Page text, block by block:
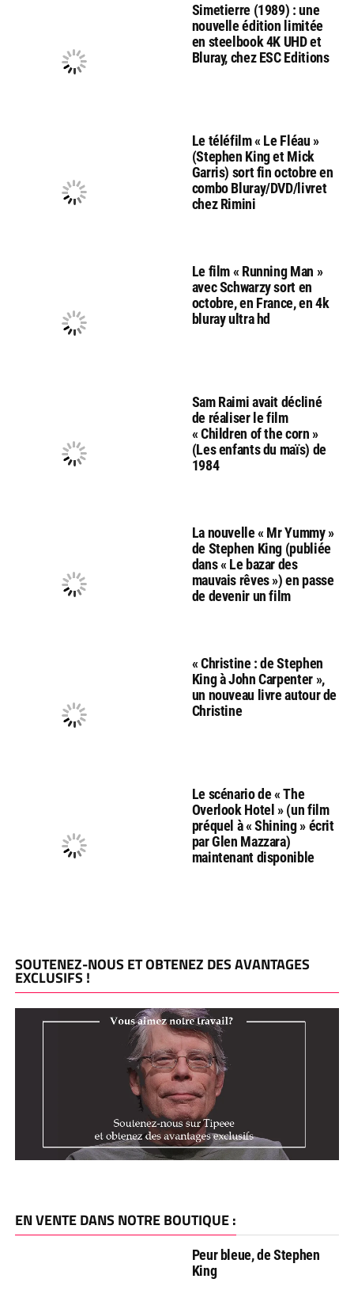
Simetierre (1989) : une
nouvelle édition limitée
en steelbook 4K UHD et
Bluray, chez ESC Editions
Le téléfilm « Le Fléau »
(Stephen King et Mick
Garris) sort fin octobre en
combo Bluray/DVD/livret
chez Rimini
Le film « Running Man »
avec Schwarzy sort en
octobre, en France, en 4k
bluray ultra hd
Sam Raimi avait décliné
de réaliser le film
« Children of the corn »
(Les enfants du maïs) de
1984
La nouvelle « Mr Yummy »
de Stephen King (publiée
dans « Le bazar des
mauvais rêves ») en passe
de devenir un film
« Christine : de Stephen
King à John Carpenter »,
un nouveau livre autour de
Christine
Le scénario de « The
Overlook Hotel » (un film
préquel à « Shining » écrit
par Glen Mazzara)
maintenant disponible
SOUTENEZ-NOUS ET OBTENEZ DES AVANTAGES
EXCLUSIFS !
EN VENTE DANS NOTRE BOUTIQUE :
Peur bleue, de Stephen
King